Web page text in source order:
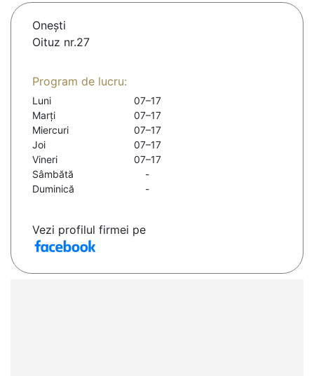
Oneşti
Oituz nr.27
Program de lucru:
Luni
07–17
Marți
07–17
Miercuri
07–17
Joi
07–17
Vineri
07–17
Sâmbătă
-
Duminică
-
Vezi profilul firmei pe